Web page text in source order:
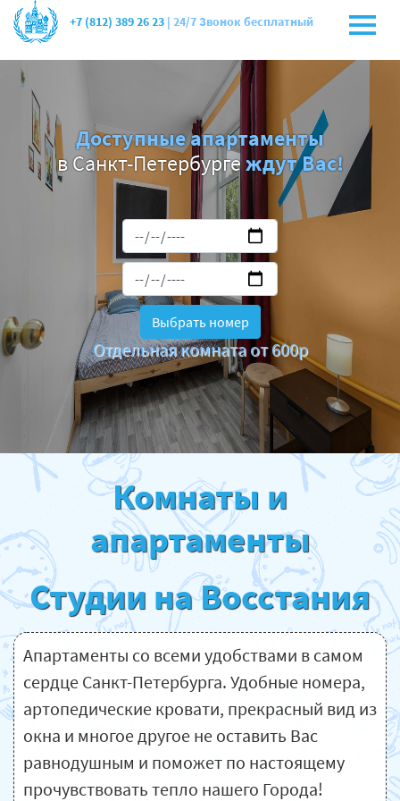
+7 (812) 389 26 23 | 24/7 Звонок бесплатный
Доступные апартаменты
в Санкт-Петербургеждут Вас!
Выбрать номер
Отдельная комната от 600р
Комнаты и
апартаменты
Студии на Восстания
Апартаменты со всеми удобствами в самом
сердце Санкт-Петербурга. Удобные номера,
артопедические кровати, прекрасный вид из
окна и многое другое не оставить Вас
равнодушным и поможет по настоящему
прочувствовать тепло нашего Города!